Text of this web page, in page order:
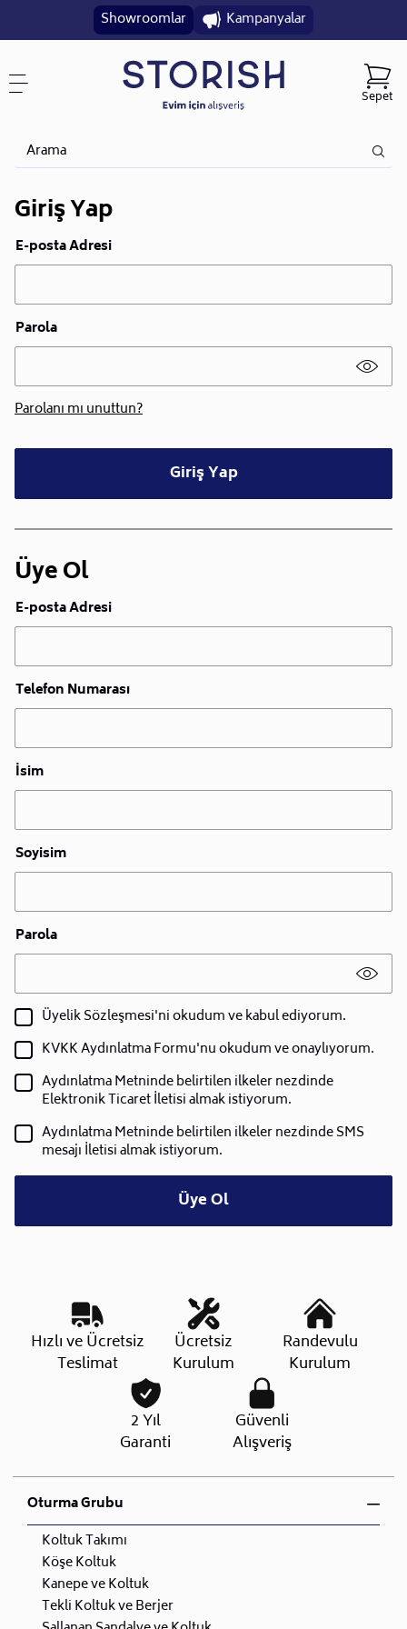
Showroomlar Kampanyalar
Sepet
Giriş Yap
E-posta Adresi
Parola
Parolanı mı unuttun?
Giriş Yap
Üye Ol
E-posta Adresi
Telefon Numarası
İsim
Soyisim
Parola
Üyelik Sözleşmesi'ni okudum ve kabul ediyorum.
KVKK Aydınlatma Formu'nu okudum ve onaylıyorum.
Aydınlatma Metninde belirtilen ilkeler nezdinde
Elektronik Ticaret İletisi almak istiyorum.
Aydınlatma Metninde belirtilen ilkeler nezdinde SMS
mesajı İletisi almak istiyorum.
Üye Ol
Hızlı ve Ücretsiz
Teslimat
Ücretsiz
Kurulum
Randevulu
Kurulum
2 Yıl
Garanti
Güvenli
Alışveriş
Oturma Grubu
Koltuk Takımı
Köşe Koltuk
Kanepe ve Koltuk
Tekli Koltuk ve Berjer